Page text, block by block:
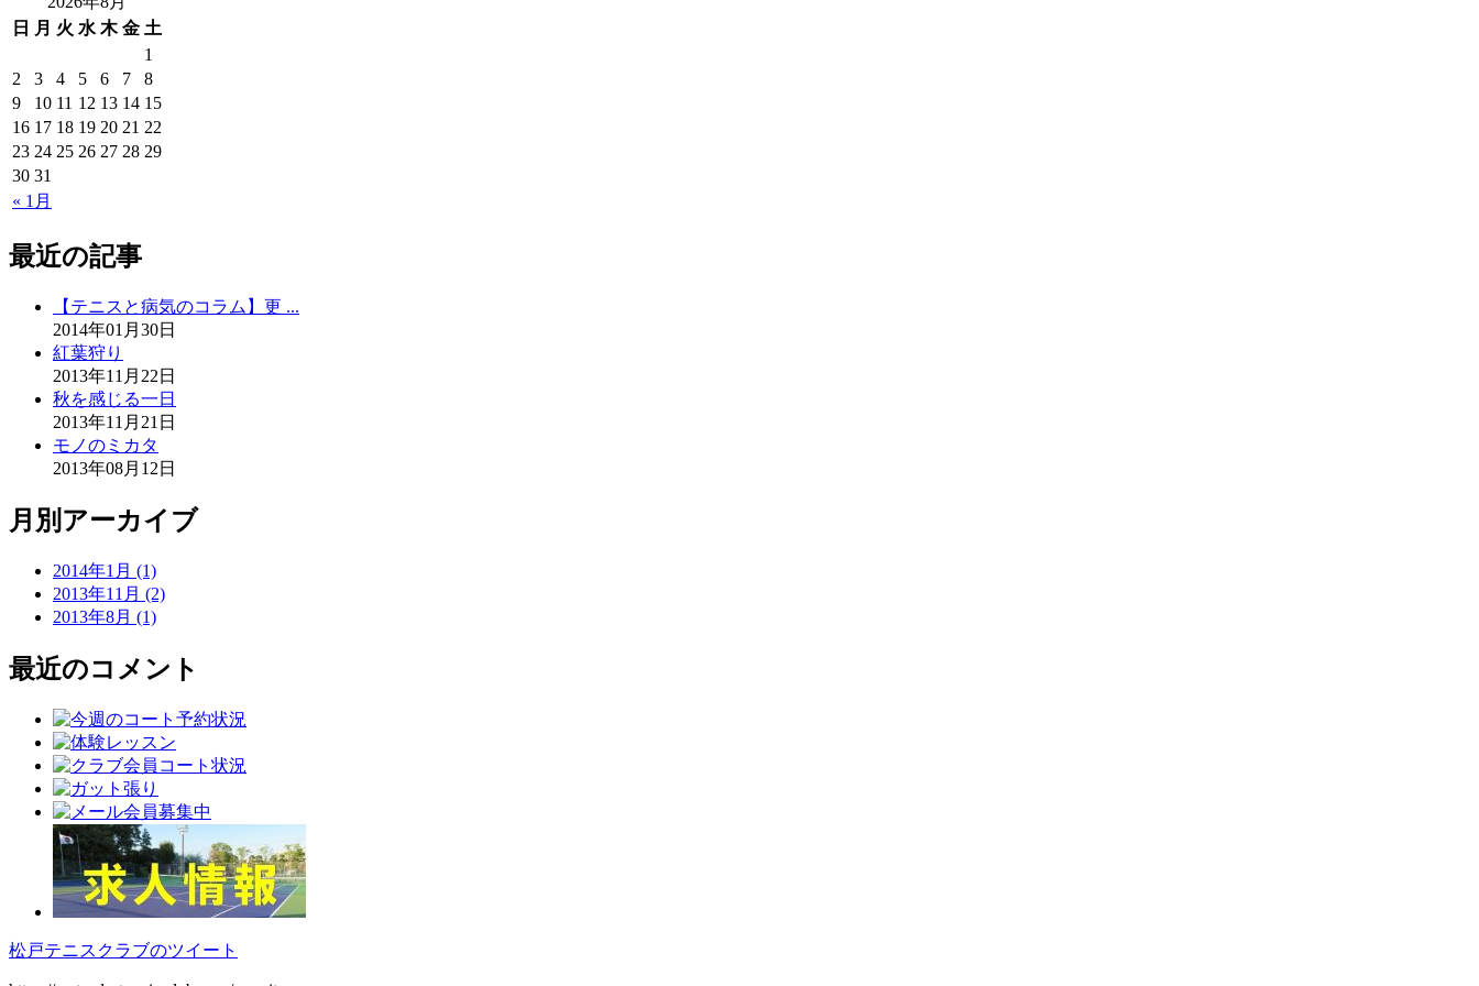
日
月 火 水 木 金 土
« 1月
1
2
3 4 5 6 7
8
9
10 11 12 13 14 15
16 17 18 19 20 21 22
23 24 25 26 27 28 29
30 31
最近の記事
【テニスと病気のコラム】更 ...
2014年01月30日
紅葉狩り
2013年11月22日
秋を感じる一日
2013年11月21日
モノのミカタ
2013年08月12日
月別アーカイブ
2014年1月 (1)
2013年11月 (2)
2013年8月 (1)
最近のコメント
松戸テニスクラブのツイート